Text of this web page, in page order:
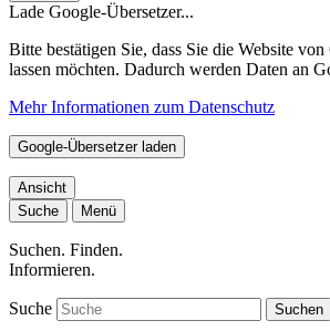
Lade Google-Übersetzer...
Bitte bestätigen Sie, dass Sie die Website von
lassen möchten. Dadurch werden Daten an
Mehr Informationen zum Datenschutz
Google-Übersetzer laden
Ansicht
Suche
Menü
Suchen. Finden.
Informieren.
Suche Suchen